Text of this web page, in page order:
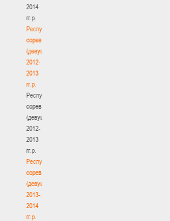
2014
гг.р.
Республиканские
соревнования
(девушки)
2012-
2013
гг.р.
Республиканские
соревнования
(девушки)
2012-
2013
гг.р.
Республиканские
соревнования
(девушки)
2013-
2014
гг.р.